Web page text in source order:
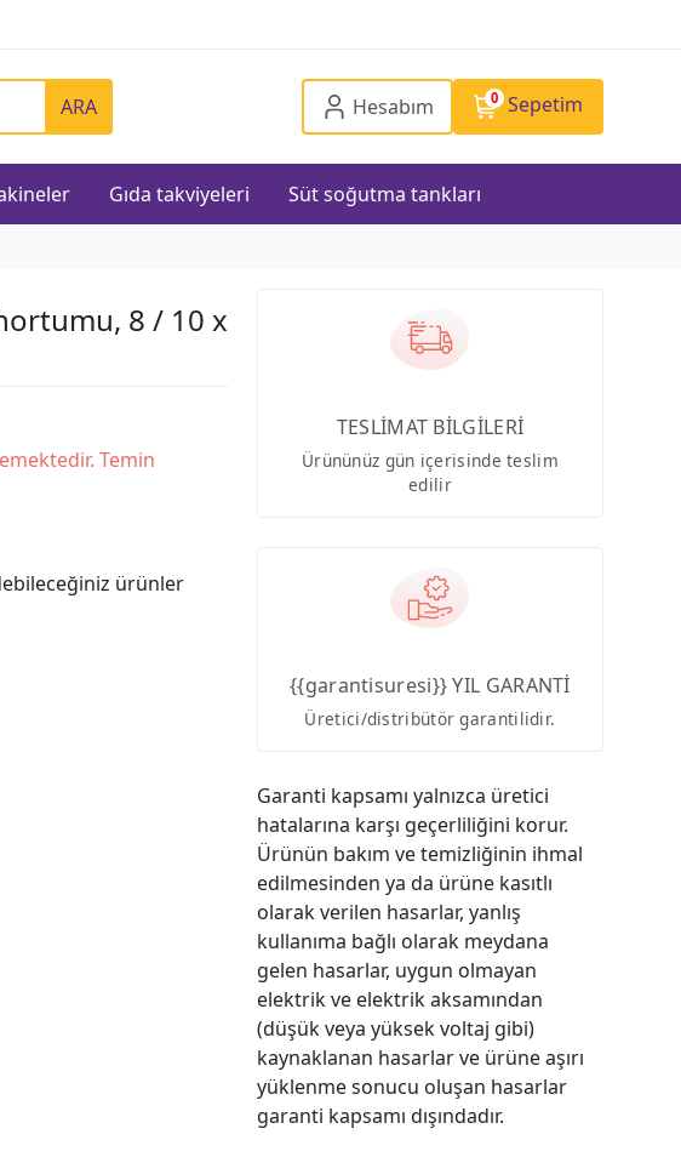
ARA Hesabım 0 Sepetim
Gıda takviyeleri Süt soğutma tankları
8 / 10 x
Temin
ürünler
TESLİMAT BİLGİLERİ
Ürününüz gün içerisinde teslim
edilir
{{garantisuresi}} YIL GARANTİ
Üretici/distribütör garantilidir.
Garanti kapsamı yalnızca üretici
hatalarına karşı geçerliliğini korur.
Ürünün bakım ve temizliğinin ihmal
edilmesinden ya da ürüne kasıtlı
olarak verilen hasarlar, yanlış
kullanıma bağlı olarak meydana
gelen hasarlar, uygun olmayan
elektrik ve elektrik aksamından
(düşük veya yüksek voltaj gibi)
kaynaklanan hasarlar ve ürüne aşırı
yüklenme sonucu oluşan hasarlar
garanti kapsamı dışındadır.